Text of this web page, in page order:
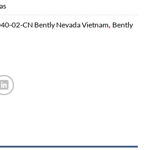
02-CN Bently Nevada Vietnam, Bently